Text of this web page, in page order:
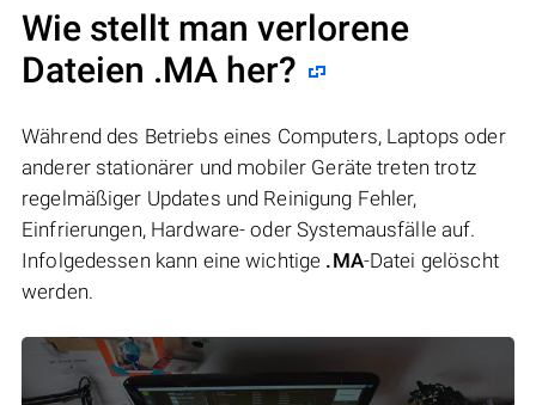
Wie stellt man verlorene
Dateien .MA her?
Während des Betriebs eines Computers, Laptops oder
anderer stationärer und mobiler Geräte treten trotz
regelmäßiger Updates und Reinigung Fehler,
Einfrierungen, Hardware- oder Systemausfälle auf.
Infolgedessen kann eine wichtige .MA-Datei gelöscht
werden.